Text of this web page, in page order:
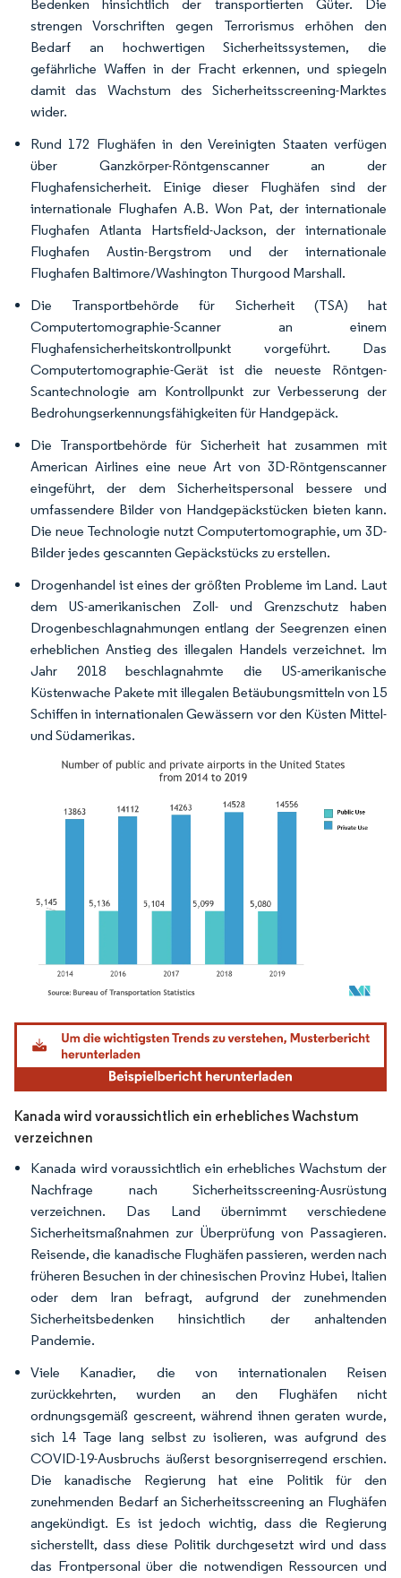
Bedenken hinsichtlich der transportierten Güter. Die
strengen Vorschriften gegen Terrorismus erhöhen den
Bedarf an hochwertigen Sicherheitssystemen, die
gefährliche Waffen in der Fracht erkennen, und spiegeln
damit das Wachstum des Sicherheitsscreening-Marktes
wider.
Rund 172 Flughäfen in den Vereinigten Staaten verfügen
über Ganzkörper-Röntgenscanner an der
Flughafensicherheit. Einige dieser Flughäfen sind der
internationale Flughafen A.B. Won Pat, der internationale
Flughafen Atlanta Hartsfield-Jackson, der internationale
Flughafen Austin-Bergstrom und der internationale
Flughafen Baltimore/Washington Thurgood Marshall.
Die Transportbehörde für Sicherheit (TSA) hat
Computertomographie-Scanner an einem
Flughafensicherheitskontrollpunkt vorgeführt. Das
Computertomographie-Gerät ist die neueste Röntgen-
Scantechnologie am Kontrollpunkt zur Verbesserung der
Bedrohungserkennungsfähigkeiten für Handgepäck.
Die Transportbehörde für Sicherheit hat zusammen mit
American Airlines eine neue Art von 3D-Röntgenscanner
eingeführt, der dem Sicherheitspersonal bessere und
umfassendere Bilder von Handgepäckstücken bieten kann.
Die neue Technologie nutzt Computertomographie, um 3D-
Bilder jedes gescannten Gepäckstücks zu erstellen.
Drogenhandel ist eines der größten Probleme im Land. Laut
dem US-amerikanischen Zoll- und Grenzschutz haben
Drogenbeschlagnahmungen entlang der Seegrenzen einen
erheblichen Anstieg des illegalen Handels verzeichnet. Im
Jahr 2018 beschlagnahmte die US-amerikanische
Küstenwache Pakete mit illegalen Betäubungsmitteln von 15
Schiffen in internationalen Gewässern vor den Küsten Mittel-
und Südamerikas.
Bild © Mordor Intelligence. Wiederverwendung erfordert Namensnennung gemäß
Kanada wird voraussichtlich ein erhebliches Wachstum
verzeichnen
Kanada wird voraussichtlich ein erhebliches Wachstum der
Nachfrage nach Sicherheitsscreening-Ausrüstung
verzeichnen. Das Land übernimmt verschiedene
Sicherheitsmaßnahmen zur Überprüfung von Passagieren.
Reisende, die kanadische Flughäfen passieren, werden nach
früheren Besuchen in der chinesischen Provinz Hubei, Italien
oder dem Iran befragt, aufgrund der zunehmenden
Sicherheitsbedenken hinsichtlich der anhaltenden
Pandemie.
Viele Kanadier, die von internationalen Reisen
zurückkehrten, wurden an den Flughäfen nicht
ordnungsgemäß gescreent, während ihnen geraten wurde,
sich 14 Tage lang selbst zu isolieren, was aufgrund des
COVID-19-Ausbruchs äußerst besorgniserregend erschien.
Die kanadische Regierung hat eine Politik für den
zunehmenden Bedarf an Sicherheitsscreening an Flughäfen
angekündigt. Es ist jedoch wichtig, dass die Regierung
sicherstellt, dass diese Politik durchgesetzt wird und dass
das Frontpersonal über die notwendigen Ressourcen und